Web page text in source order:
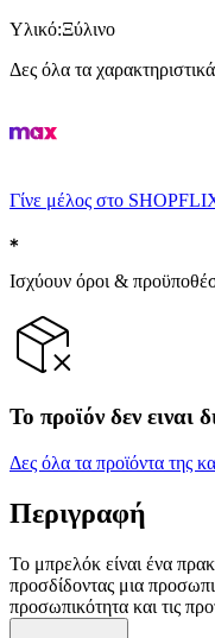
Υλικό:Ξύλινο
Δες όλα τα χαρακτηριστικά
Γίνε μέλος στο
Ισχύουν όροι &
Το προϊόν δεν ειναι
Δες όλα τα προϊόντα της
Περιγραφή
Το μπρελόκ είναι ένα
προσδίδοντας μια
προσωπικότητα και τις